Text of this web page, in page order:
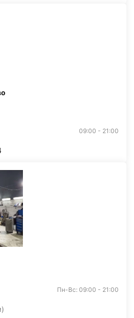
09:00 - 21:00
Пн-Вс: 09:00 - 21:00